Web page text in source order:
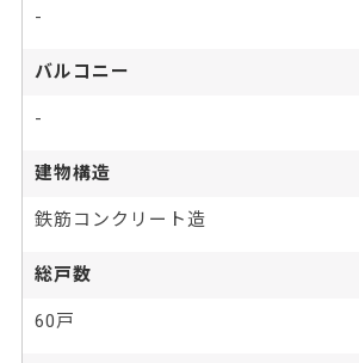
-
バルコニー
-
建物構造
鉄筋コンクリート造
総戸数
60戸